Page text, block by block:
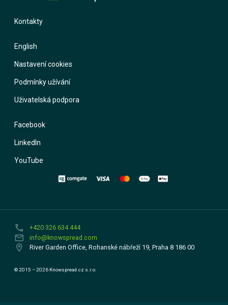
Kontakty
English
Nastavení cookies
Podmínky užívání
Uživatelská podpora
Facebook
LinkedIn
YouTube
© 2015 – 2026 Knowspread.cz s.r.o.
phone +420 326 634 444
email info@knowspread.com
location_on River Garden Office, Rohanské nábřeží 19, Praha 8 186 00